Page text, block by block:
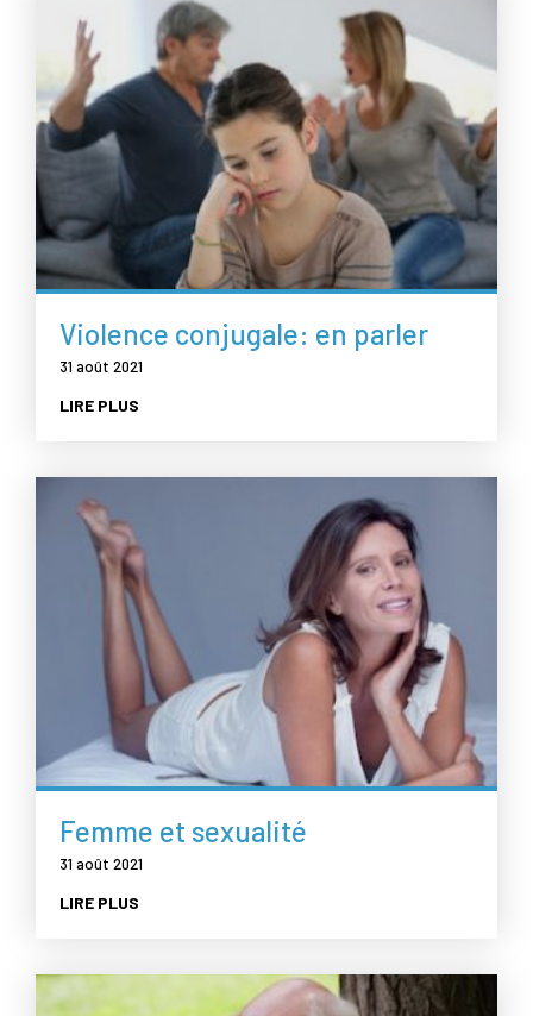
Violence conjugale: en parler
31 août 2021
LIRE PLUS
Femme et sexualité
31 août 2021
LIRE PLUS